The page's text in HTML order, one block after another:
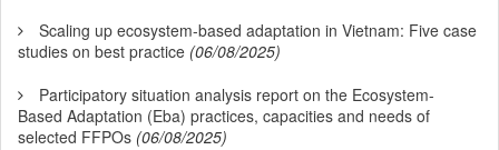
Scaling up ecosystem-based adaptation in Vietnam: Five case
studies on best practice (06/08/2025)
Participatory situation analysis report on the Ecosystem-
Based Adaptation (Eba) practices, capacities and needs of
selected FFPOs (06/08/2025)